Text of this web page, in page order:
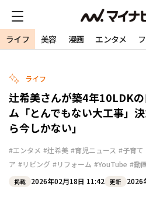
ライフ 美容 漫画 エンタメ
ライフ
辻希美さんが築4年10LDK
ム「とんでもない大工事」
ら今しかない」
#エンタメ #辻希美 #育児ニュース #子育て
ア #リビング #リフォーム #YouTube #動
掲載 2026年02月18日 11:42 更新 2026